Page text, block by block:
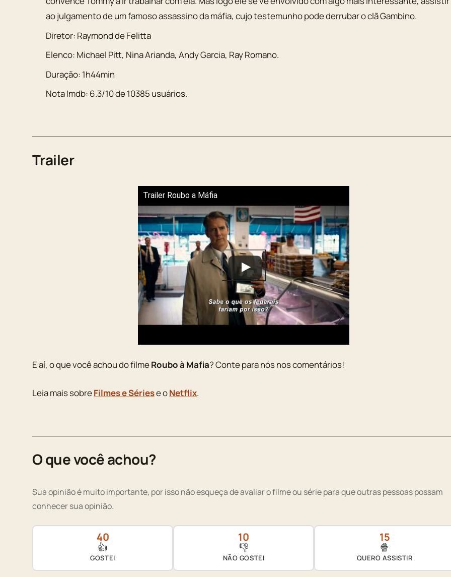
ao julgamento de um famoso assassino da máfia, cujo testemunho pode derrubar o clã Gambino.
Diretor: Raymond de Felitta
Elenco: Michael Pitt, Nina Arianda,Andy Garcia, Ray Romano.
Duração: 1h44min
Nota Imdb: 6.3/10de10385 usuários.
Trailer
Trailer Roubo a Máfia
E aí, o que você achou do filmeRoubo à Mafia? Conte para nós nos comentários!
Leia mais sobreFilmes e Sériese oNetflix.
O que você achou?
Sua opinião é muito importante, por isso não esqueça de avaliar o filme ou série para que outras pessoas possam
conhecer sua opinião.
40
👍
GOSTEI
10
👎
NÃO GOSTEI
15
🍿
QUERO ASSISTIR